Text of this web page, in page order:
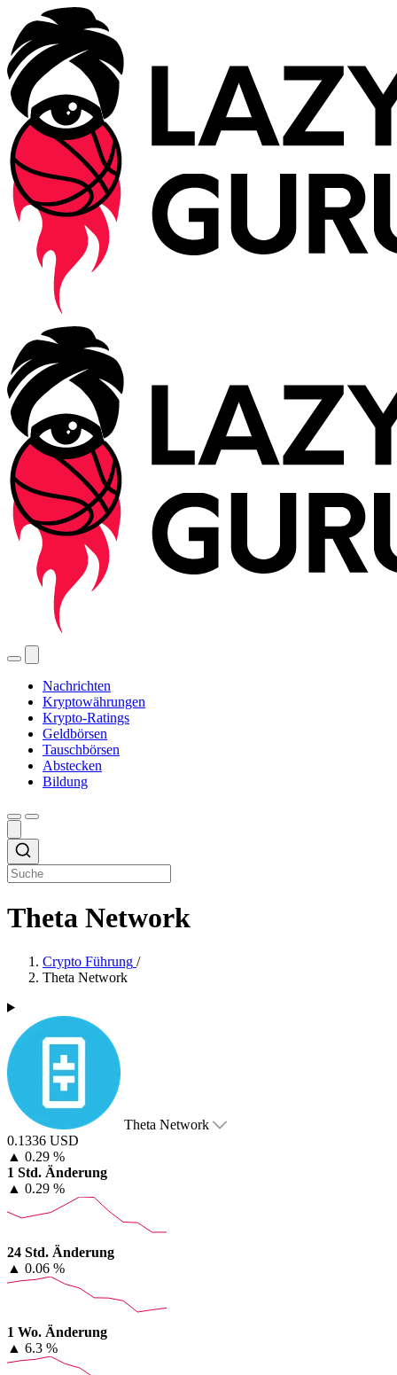
Nachrichten
Kryptowährungen
Krypto-Ratings
Geldbörsen
Tauschbörsen
Abstecken
Bildung
Theta Network
Crypto Führung /
Theta Network
Theta Network
0.1336 USD
▲ 0.29 %
1 Std. Änderung
▲ 0.29 %
24 Std. Änderung
▲ 0.06 %
1 Wo. Änderung
▲ 6.3 %